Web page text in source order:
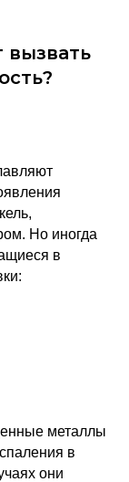
вызвать
Но иногда
в
металлы
в
они